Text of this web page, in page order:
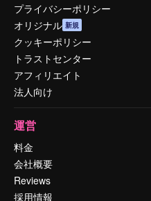
プライバシーポリシー
オリジナル 新規
クッキーポリシー
トラストセンター
アフィリエイト
法人向け
運営
料金
会社概要
Reviews
採用情報